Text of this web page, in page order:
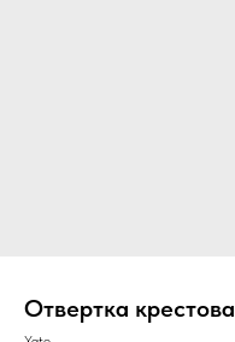
Отвертка